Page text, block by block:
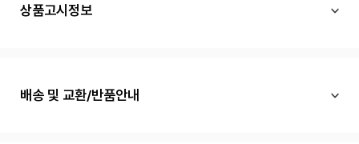
상품고시정보
배송 및 교환/반품안내